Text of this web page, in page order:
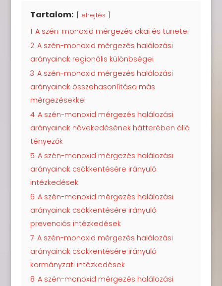
Tartalom: elrejtés
1 A szén-monoxid mérgezés okai és tünetei
2 A szén-monoxid mérgezés halálozási
arányainak regionális különbségei
3 A szén-monoxid mérgezés halálozási
arányainak összehasonlítása más
mérgezésekkel
4 A szén-monoxid mérgezés halálozási
arányainak növekedésének hátterében álló
tényezők
5 A szén-monoxid mérgezés halálozási
arányainak csökkentésére irányuló
intézkedések
6 A szén-monoxid mérgezés halálozási
arányainak csökkentésére irányuló
prevenciós intézkedések
7 A szén-monoxid mérgezés halálozási
arányainak csökkentésére irányuló
kormányzati intézkedések
8 A szén-monoxid mérgezés halálozási